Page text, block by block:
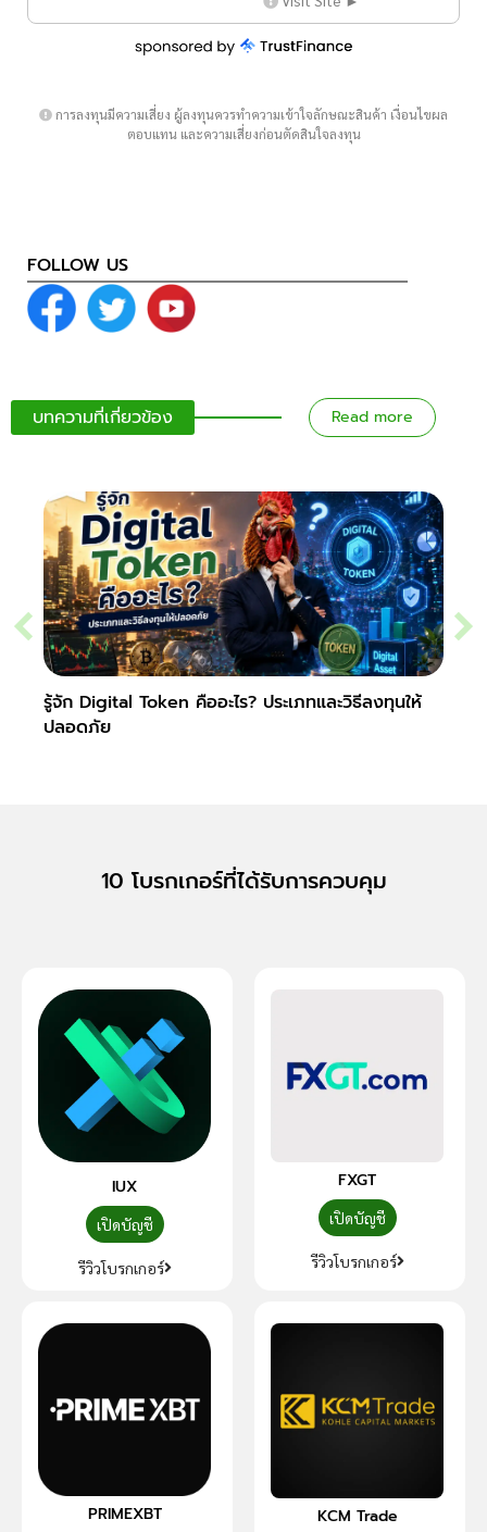
การลงทุนมีความเสี่ยง ผู้ลงทุนควรทำความเข้าใจลักษณะสินค้า เงื่อนไขผล
ตอบแทน และความเสี่ยงก่อนตัดสินใจลงทุน
FOLLOW US
บทความที่เกี่ยวข้อง Read more
รู้จัก Digital Token คืออะไร? ประเภทและวิธีลงทุนให้
ปลอดภัย
10 โบรกเกอร์ที่ได้รับการควบคุม
IUX
เปิดบัญชี
รีวิวโบรกเกอร์
FXGT
เปิดบัญชี
รีวิวโบรกเกอร์
PRIMEXBT KCM Trade